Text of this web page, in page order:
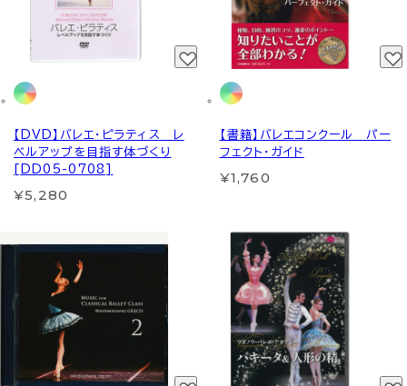
【DVD】バレエ・ピラティス レ
ベルアップを目指す体づくり
[DD05-0708]
¥5,280
【書籍】バレエコンクール パー
フェクト・ガイド
¥1,760